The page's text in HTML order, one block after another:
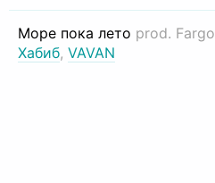
Море пока лето prod. Fargo
Хабиб, VAVAN